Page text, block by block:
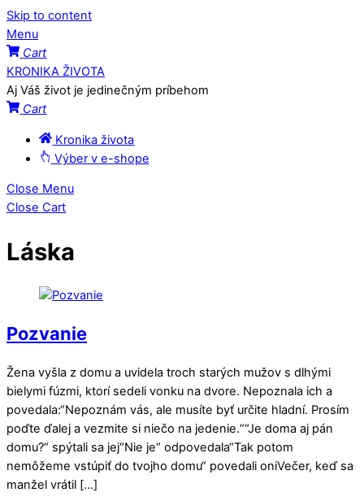
Skip to content
Menu
Cart
KRONIKA ŽIVOTA
Aj Váš život je jedinečným príbehom
Cart
Kronika života
Výber v e-shope
Close Menu
Close Cart
Láska
Pozvanie
Žena vyšla z domu a uvidela troch starých mužov s dlhými
bielymi fúzmi, ktorí sedeli vonku na dvore. Nepoznala ich a
povedala:“Nepoznám vás, ale musíte byť určite hladní. Prosím
poďte ďalej a vezmite si niečo na jedenie.““Je doma aj pán
domu?“ spýtali sa jej“Nie je“ odpovedala“Tak potom
nemôžeme vstúpiť do tvojho domu“ povedali oniVečer, keď sa
manžel vrátil […]